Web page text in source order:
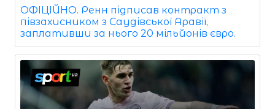
ОФІЦІЙНО. Ренн підписав контракт з
півзахисником з Саудівської Аравії,
заплативши за нього 20 мільйонів євро.